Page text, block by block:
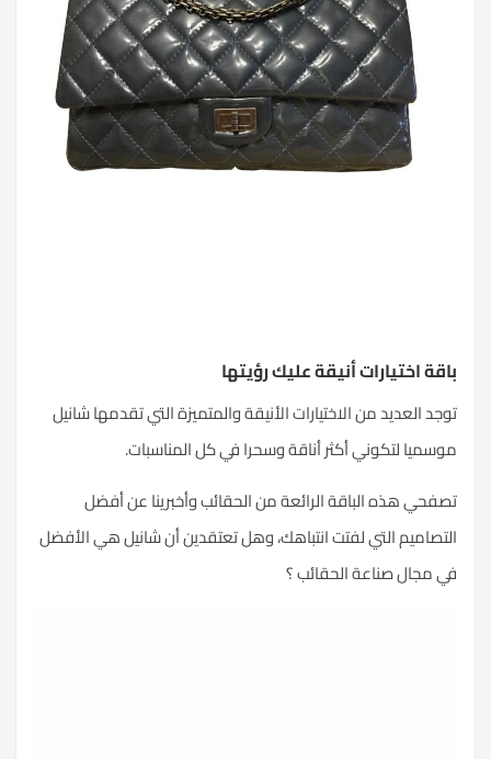
باقة اختيارات أنيقة عليك رؤيتها
توجد العديد من الاختيارات الأنيقة والمتميزة التي تقدمها شانيل
موسميا لتكوني أكثر أناقة وسحرا في كل المناسبات.
تصفحي هذه الباقة الرائعة من الحقائب وأخبرينا عن أفضل
التصاميم التي لفتت انتباهك، وهل تعتقدين أن شانيل هي الأفضل
في مجال صناعة الحقائب ؟